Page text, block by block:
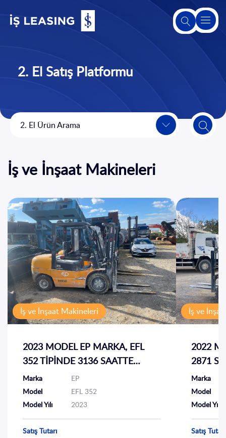
2. El Satış
Sürdürülebilirlik
İletişim
EN TR
2. El Satış Platformu
2. El Ürün Arama
İş ve İnşaat Makineleri
İş ve İnşaat Makineleri
2023 MODEL EP MARKA, EFL
352 TİPİNDE 3136 SAATTE
AKÜLÜ FORKLİFT
Marka
EP
Model
EFL 352
Model Yılı
2023
Satış Tutarı
İş ve
2022
2871
Marka
Model
Model Yılı
Satış Tutarı